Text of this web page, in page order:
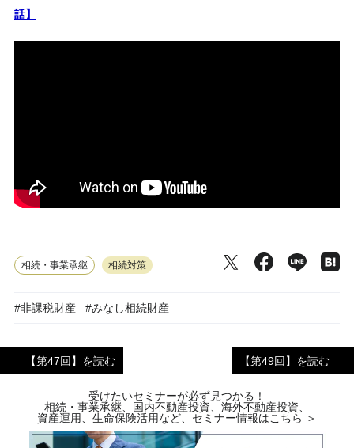
話】
相続・事業承継 相続対策
#非課税財産 #みなし相続財産
【第47回】を読む 【第49回】を読む
受けたいセミナーが必ず見つかる！
相続・事業承継、国内不動産投資、海外不動産投資、
資産運用、生命保険活用など、セミナー情報はこちら ＞